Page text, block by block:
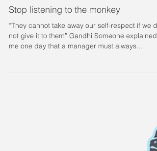
Stop listening to the monkey
“They cannot take away our self-respect if we do